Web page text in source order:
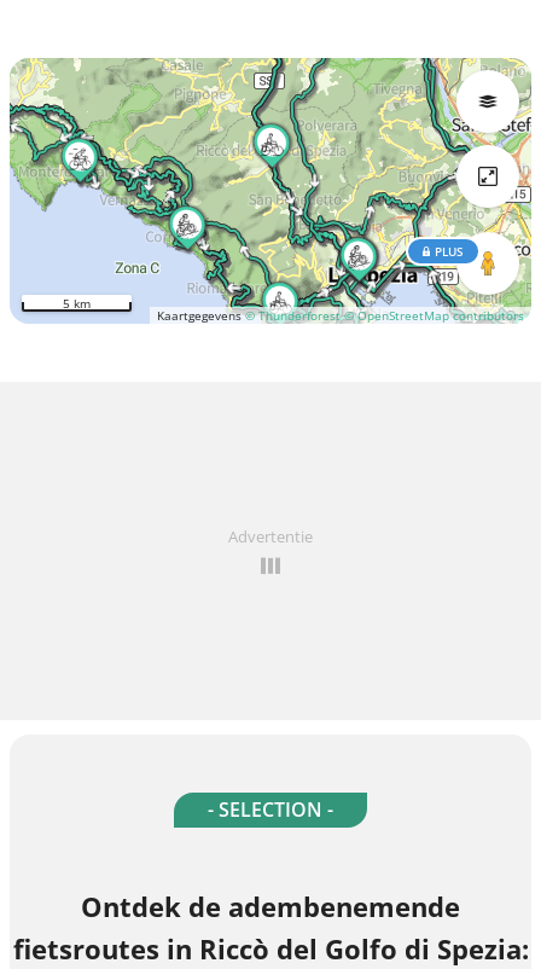
Kaartgegevens© Thunderforest © OpenStreetMap contributors
PLUS
5 km
Advertentie
- SELECTION -
Ontdek de adembenemende
fietsroutes in Riccò del Golfo di Spezia: